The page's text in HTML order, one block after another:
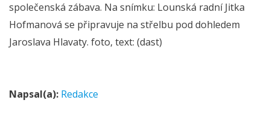
společenská zábava. Na snímku: Lounská radní Jitka
Hofmanová se připravuje na střelbu pod dohledem
Jaroslava Hlavaty. foto, text: (dast)
Napsal(a): Redakce